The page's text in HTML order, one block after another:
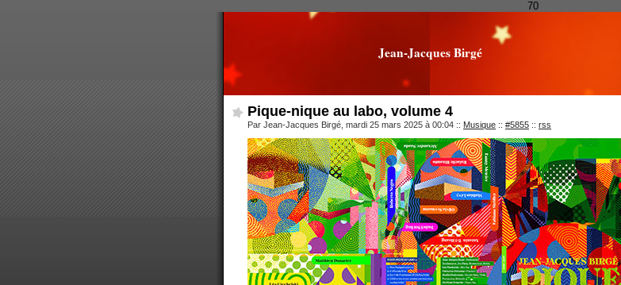
70
Jean-Jacques Birgé
Pique-nique au labo, volume 4
Par Jean-Jacques Birgé, mardi 25 mars 2025 à 00:04 :: Musique :: #5855 :: rss